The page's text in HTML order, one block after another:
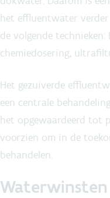
het effluentwater
de volgende
chemiedosering,
Het gezuiverde
een centrale
het opgewaardeerd tot
voorzien om in de
behandelen.
Waterwinsten